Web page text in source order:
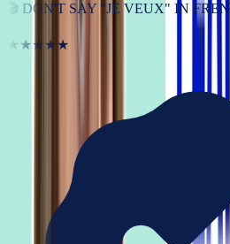
🎬 DON'T SAY "JE VEUX" IN
★★★★★